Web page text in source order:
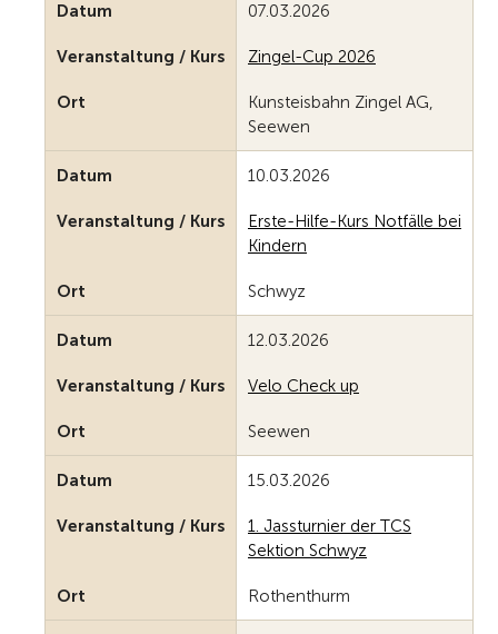
Datum 07.03.2026
Veranstaltung / Kurs Zingel-Cup 2026
Ort
Kunsteisbahn Zingel AG,
Seewen
Datum 10.03.2026
Veranstaltung / Kurs
Erste-Hilfe-Kurs Notfälle bei
Kindern
Ort Schwyz
Datum 12.03.2026
Veranstaltung / Kurs Velo Check up
Ort Seewen
Datum 15.03.2026
Veranstaltung / Kurs
1. Jassturnier der TCS
Sektion Schwyz
Ort Rothenthurm